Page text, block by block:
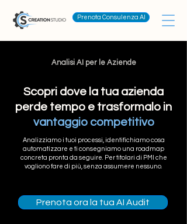
Prenota Consulenza AI
Analisi AI per le Aziende
Scopri dove la tua azienda
perde tempo e trasformalo in
vantaggio competitivo
Analizziamo i tuoi processi, identifichiamo cosa
automatizzare e ti consegniamo una roadmap
concreta pronta da seguire. Per titolari di PMI che
vogliono fare di più, senza assumere nessuno.
Prenota ora la tua AI Audit